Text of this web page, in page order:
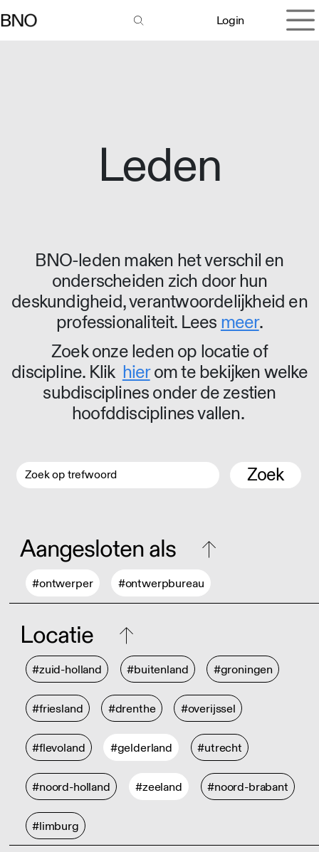
Login
Leden
BNO-leden maken het verschil en
onderscheiden zich door hun
deskundigheid, verantwoordelijkheid en
professionaliteit. Lees meer.
Zoek onze leden op locatie of
discipline. Klik hierom te bekijken welke
subdisciplines onder de zestien
hoofddisciplines vallen.
Zoek
Aangesloten als
#ontwerper #ontwerpbureau
Locatie
#zuid-holland #buitenland #groningen
#friesland #drenthe #overijssel
#flevoland #gelderland #utrecht
#noord-holland #zeeland #noord-brabant
#limburg